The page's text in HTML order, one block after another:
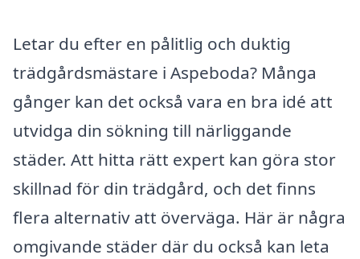
Letar du efter en pålitlig och duktig
trädgårdsmästare i Aspeboda? Många
gånger kan det också vara en bra idé att
utvidga din sökning till närliggande
städer. Att hitta rätt expert kan göra stor
skillnad för din trädgård, och det finns
flera alternativ att överväga. Här är några
omgivande städer där du också kan leta